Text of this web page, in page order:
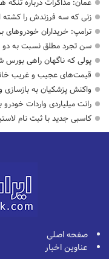
عمان: مذاکرات درباره
زنی که سه فرزندش را کشته
ترامپ: خریداران خودروهای
سن تجرد مطلق نسبت به دو
پولی که ناگهان راهی
قیمت‌های عجیب و غریب
واکنش پزشکیان به بازسازی
رانت میلیاردی واردات خودرو
کاسبی جدید با ثبت نام
صفحه اصلی
عناوین اخبار